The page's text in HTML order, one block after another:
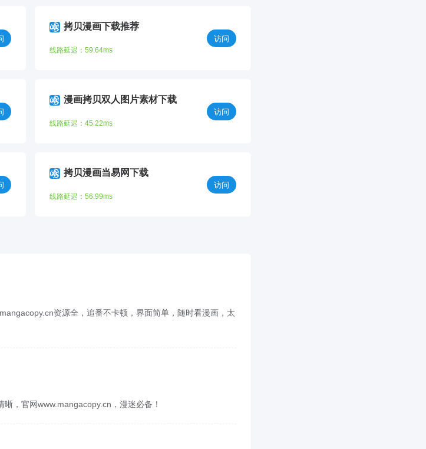
拷贝漫画下载推荐
线路延迟：59.64ms
访问
漫画拷贝双人图片素材下载
线路延迟：45.22ms
访问
拷贝漫画当易网下载
线路延迟：56.99ms
访问
资源全，追番不卡顿，界面简单，随时看漫画，太
，官网www.mangacopy.cn，漫迷必备！